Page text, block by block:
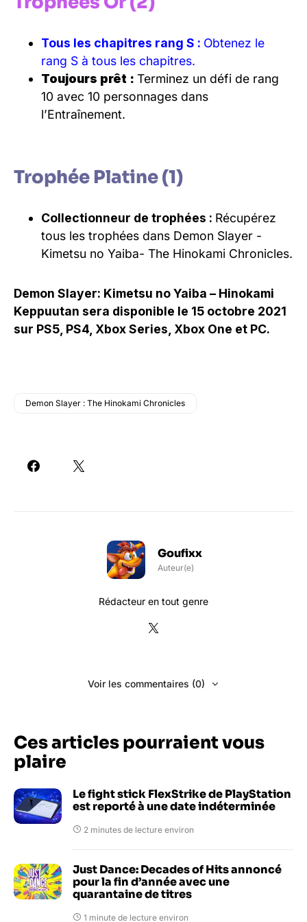
Tous les chapitres rang S : Obtenez le
rang S à tous les chapitres.
Toujours prêt : Terminez un défi de rang
10 avec 10 personnages dans
l’Entraînement.
Trophée Platine (1)
Collectionneur de trophées : Récupérez
tous les trophées dans Demon Slayer -
Kimetsu no Yaiba- The Hinokami Chronicles.
Demon Slayer: Kimetsu no Yaiba – Hinokami
Keppuutan sera disponible le 15 octobre 2021
sur PS5, PS4, Xbox Series, Xbox One et PC.
Demon Slayer : The Hinokami Chronicles
Goufixx
Auteur(e)
Rédacteur en tout genre
Voir les commentaires (0)
Ces articles pourraient vous
plaire
Le fight stick FlexStrike de PlayStation
est reporté à une date indéterminée
2 minutes de lecture environ
Just Dance: Decades of Hits annoncé
pour la fin d’année avec une
quarantaine de titres
1 minute de lecture environ